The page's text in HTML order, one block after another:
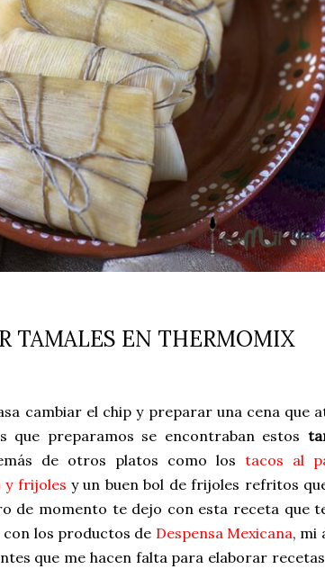
TAMALES EN THERMOMIX
cambiar el chip y preparar una cena que
que preparamos se encontraban estos
de otros platos como los tacos al
y frijoles y un buen bol de frijoles refritos
de momento te dejo con esta receta que
los productos de Despensa Mexicana, mi
que me hacen falta para elaborar